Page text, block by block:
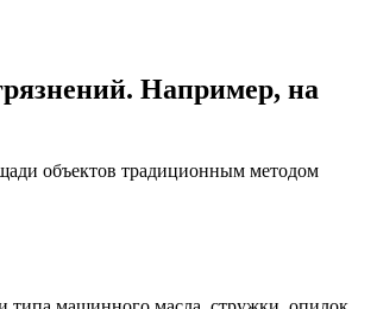
Например, на
объектов традиционным методом